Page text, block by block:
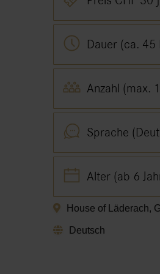
Dauer (ca. 45
Anzahl (max.
Sprache
Alter (ab 6
House of Läderach,
Deutsch